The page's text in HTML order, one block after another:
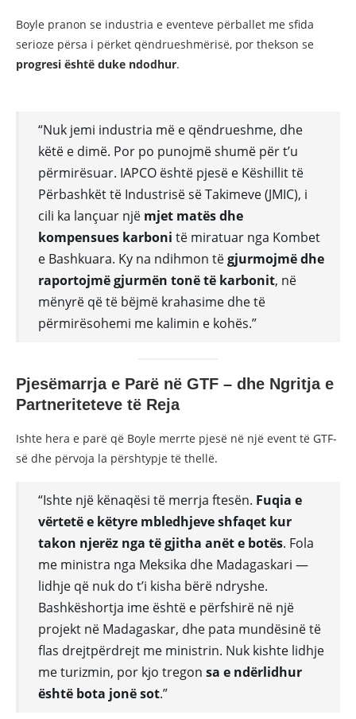
Boyle pranon se industria e eventeve përballet me sfida
serioze përsa i përket qëndrueshmërisë, por thekson se
progresi është duke ndodhur.
“Nuk jemi industria më e qëndrueshme, dhe
këtë e dimë. Por po punojmë shumë për t’u
përmirësuar. IAPCO është pjesë e Këshillit të
Përbashkët të Industrisë së Takimeve (JMIC), i
cili ka lançuar një mjet matës dhe
kompensues karboni të miratuar nga Kombet
e Bashkuara. Ky na ndihmon tëgjurmojmë dhe
raportojmë gjurmën tonë të karbonit, në
mënyrë që të bëjmë krahasime dhe të
përmirësohemi me kalimin e kohës.”
Pjesëmarrja e Parë në GTF – dhe Ngritja e
Partneriteteve të Reja
Ishte hera e parë që Boyle merrte pjesë në një event të GTF-
së dhe përvoja la përshtypje të thellë.
“Ishte një kënaqësi të merrja ftesën. Fuqia e
vërtetë e këtyre mbledhjeve shfaqet kur
takon njerëz nga të gjitha anët e botës. Fola
me ministra nga Meksika dhe Madagaskari —
lidhje që nuk do t’i kisha bërë ndryshe.
Bashkëshortja ime është e përfshirë në një
projekt në Madagaskar, dhe pata mundësinë të
flas drejtpërdrejt me ministrin. Nuk kishte lidhje
me turizmin, por kjo tregon sa e ndërlidhur
është bota jonë sot.”